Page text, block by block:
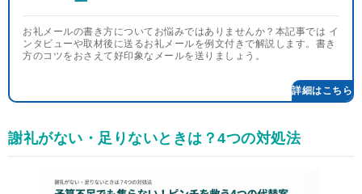
お礼メールの書き方についてお悩みではありませんか？本記事では イ
ンタビューや取材後に送るお礼メールを例文付きで解説します。書き
方のコツをおさえて好印象なメールを送りましょう。
謝礼がない・足りないときは？4つの対処法